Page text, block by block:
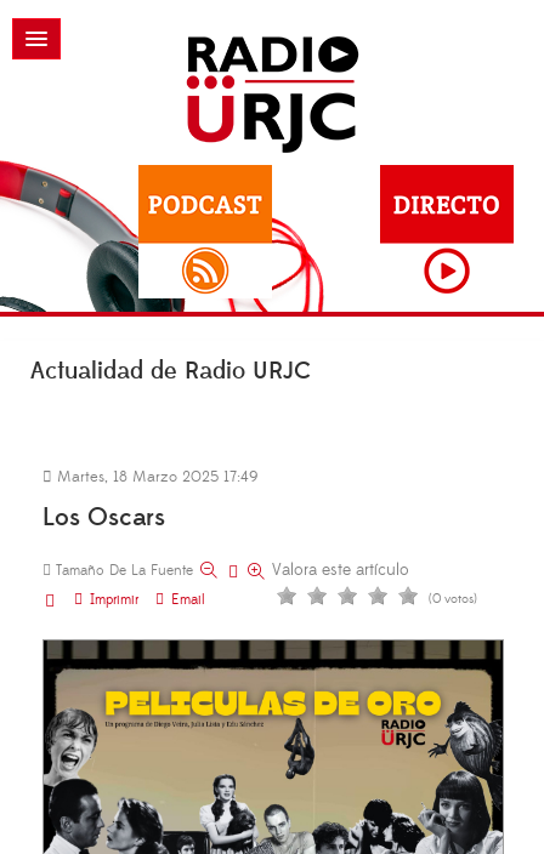
Actualidad de Radio URJC
Martes, 18 Marzo 2025 17:49
Los Oscars
Tamaño De La Fuente
Imprimir
Email
Valora este artículo
(0 votos)